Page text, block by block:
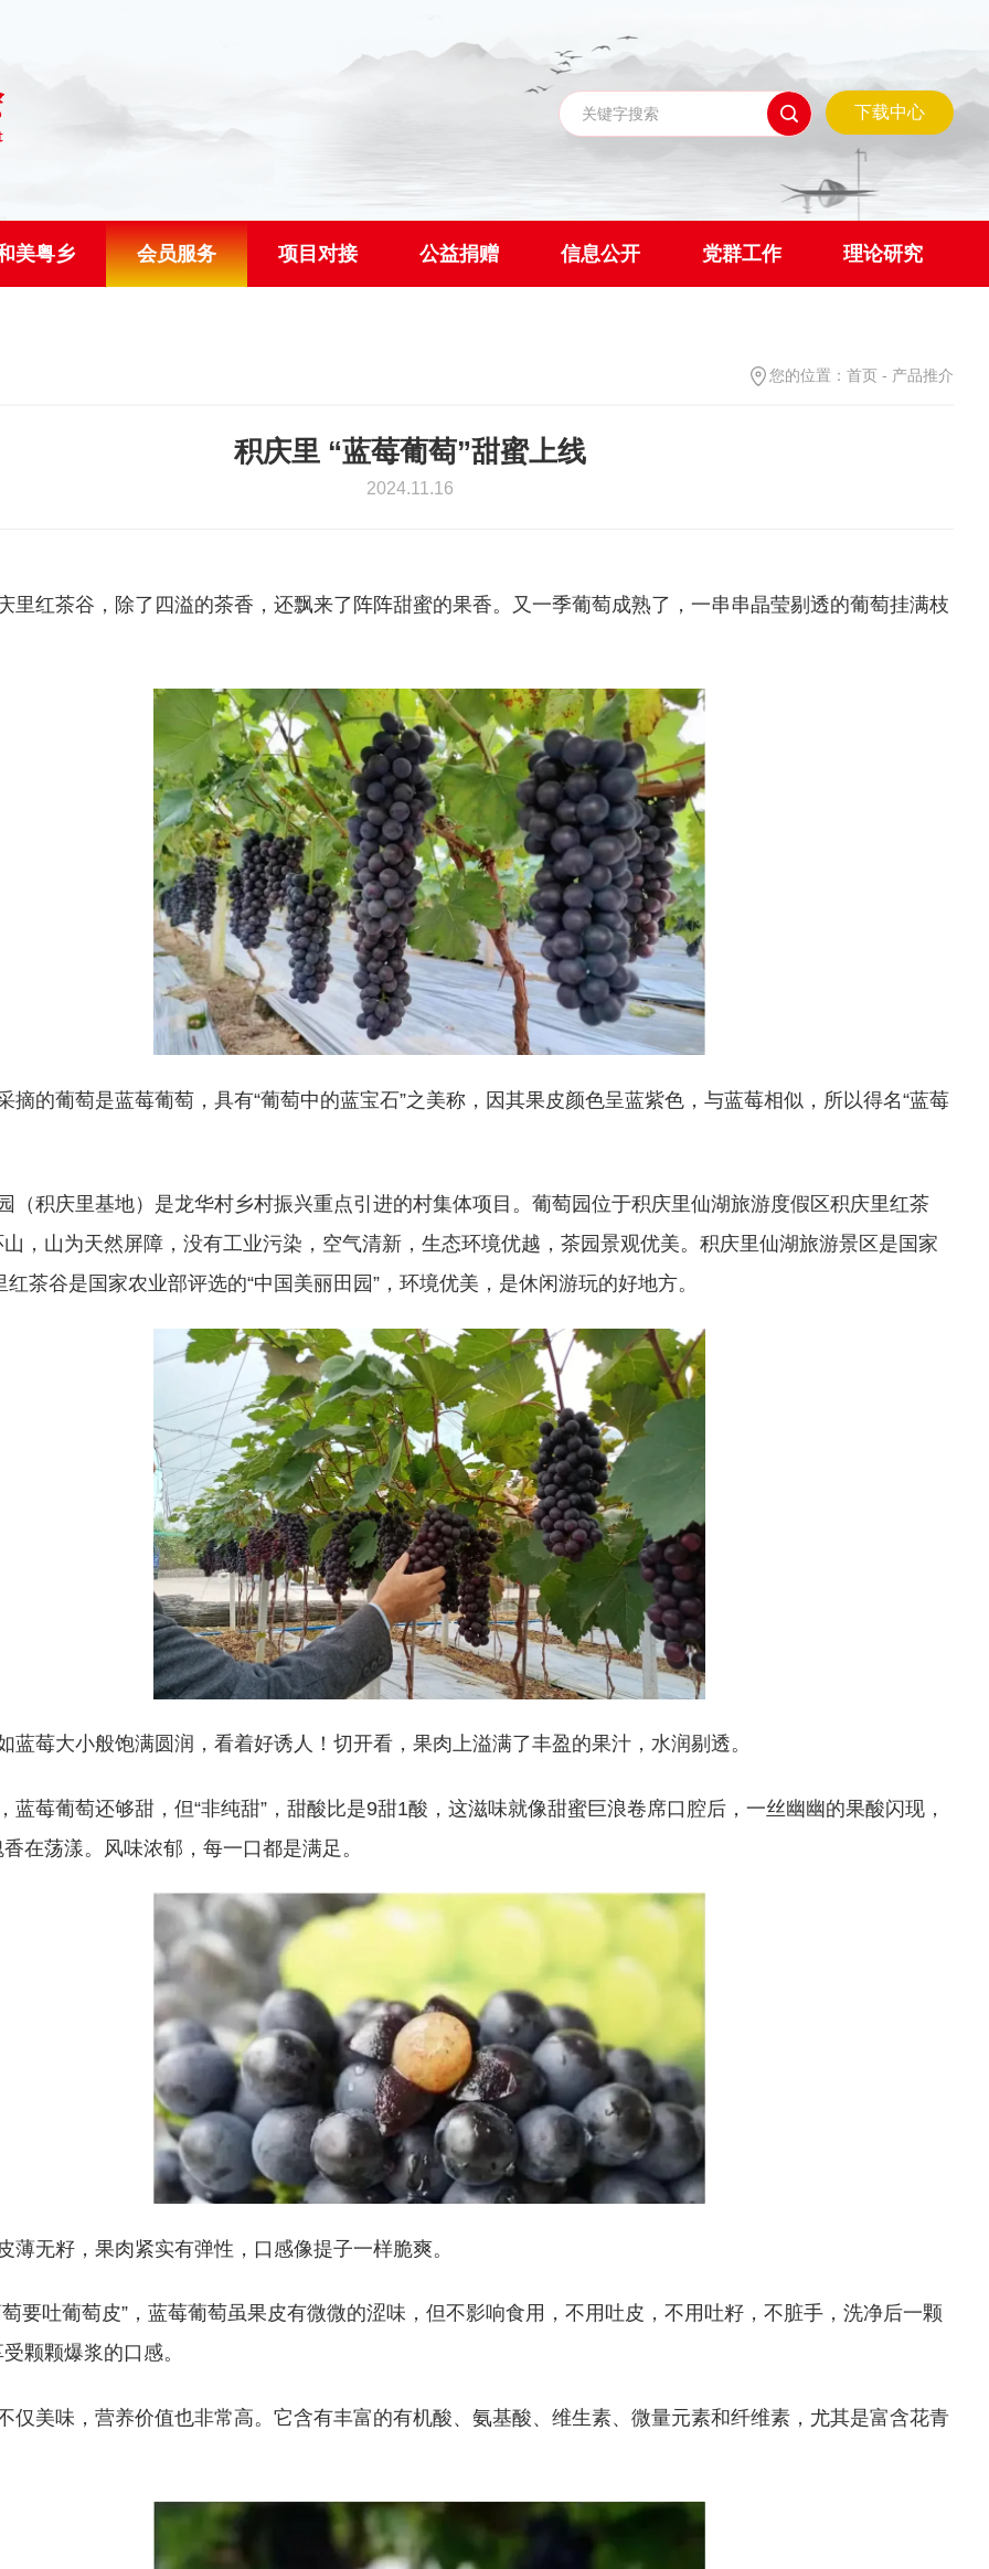
下载中心
美粤乡 会员服务 项目对接 公益捐赠 信息公开 党群工作 理论研究
您的位置： 首页 - 产品推介
积庆里 “蓝莓葡萄”甜蜜上线
2024.11.16
里红茶谷，除了四溢的茶香，还飘来了阵阵甜蜜的果香。又一季葡萄成熟了，一串串晶莹剔透的葡萄挂满枝
摘的葡萄是蓝莓葡萄，具有“葡萄中的蓝宝石”之美称，因其果皮颜色呈蓝紫色，与蓝莓相似，所以得名“蓝莓
（积庆里基地）是龙华村乡村振兴重点引进的村集体项目。葡萄园位于积庆里仙湖旅游度假区积庆里红茶
，山为天然屏障，没有工业污染，空气清新，生态环境优越，茶园景观优美。积庆里仙湖旅游景区是国家
茶谷是国家农业部评选的“中国美丽田园”，环境优美，是休闲游玩的好地方。
蓝莓大小般饱满圆润，看着好诱人！切开看，果肉上溢满了丰盈的果汁，水润剔透。
蓝莓葡萄还够甜，但“非纯甜”，甜酸比是9甜1酸，这滋味就像甜蜜巨浪卷席口腔后，一丝幽幽的果酸闪现，
在荡漾。风味浓郁，每一口都是满足。
薄无籽，果肉紧实有弹性，口感像提子一样脆爽。
萄要吐葡萄皮”，蓝莓葡萄虽果皮有微微的涩味，但不影响食用，不用吐皮，不用吐籽，不脏手，洗净后一颗
颗颗爆浆的口感。
仅美味，营养价值也非常高。它含有丰富的有机酸、氨基酸、维生素、微量元素和纤维素，尤其是富含花青